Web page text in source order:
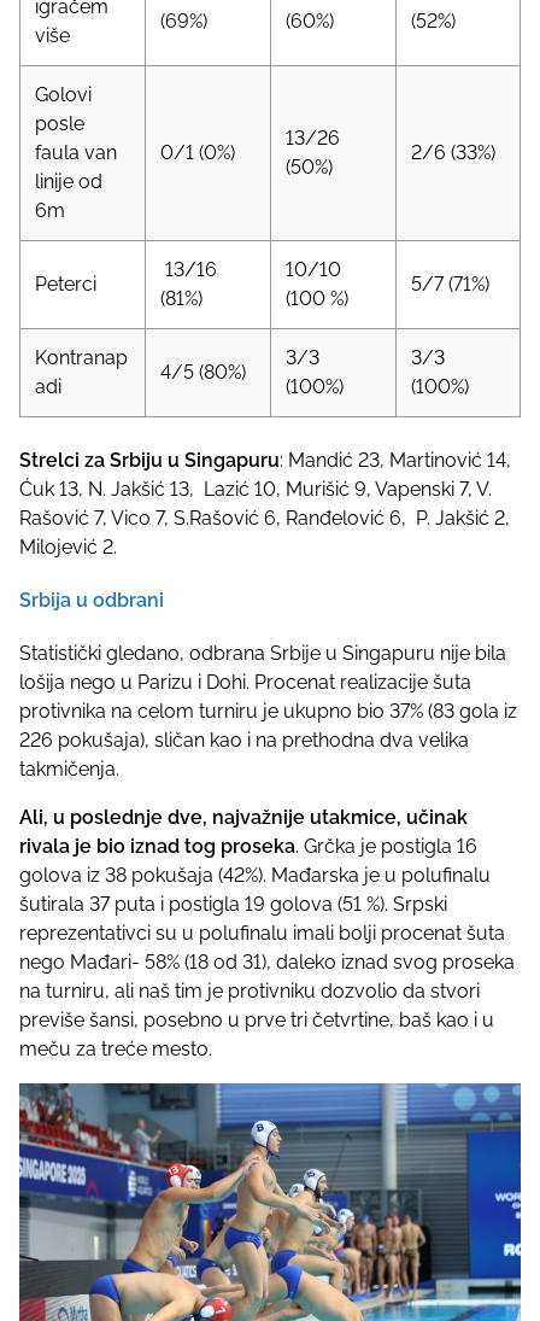
igračem
više
(69%)
(60%)
(52%)
Golovi
posle
faula van
linije od
6m
0/1 (0%)
13/26
(50%)
2/6 (33%)
Peterci
13/16
(81%)
10/10
(100 %)
5/7 (71%)
Kontranap
adi
4/5 (80%)
3/3
(100%)
3/3
(100%)
Strelci za Srbiju u Singapuru: Mandić 23, Martinović 14,
Ćuk 13, N. Jakšić 13, Lazić 10, Murišić 9, Vapenski 7, V.
Rašović 7, Vico 7, S.Rašović 6, Ranđelović 6, P. Jakšić 2,
Milojević 2.
Srbija u odbrani
Statistički gledano, odbrana Srbije u Singapuru nije bila
lošija nego u Parizu i Dohi. Procenat realizacije šuta
protivnika na celom turniru je ukupno bio 37% (83 gola iz
226 pokušaja), sličan kao i na prethodna dva velika
takmičenja.
Ali, u poslednje dve, najvažnije utakmice, učinak
rivala je bio iznad tog proseka. Grčka je postigla 16
golova iz 38 pokušaja (42%). Mađarska je u polufinalu
šutirala 37 puta i postigla 19 golova (51 %). Srpski
reprezentativci su u polufinalu imali bolji procenat šuta
nego Mađari- 58% (18 od 31), daleko iznad svog proseka
na turniru, ali naš tim je protivniku dozvolio da stvori
previše šansi, posebno u prve tri četvrtine, baš kao i u
meču za treće mesto.